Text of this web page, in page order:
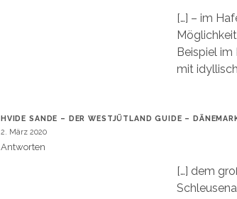
[…] – im
Beispiel im
mit
HVIDE SANDE – DER WESTJÜTLAND GUIDE –
2. März 2020
Antworten
[…] dem